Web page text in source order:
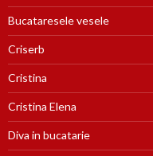
Bucataresele vesele
Criserb
Cristina
Cristina Elena
Diva in bucatarie